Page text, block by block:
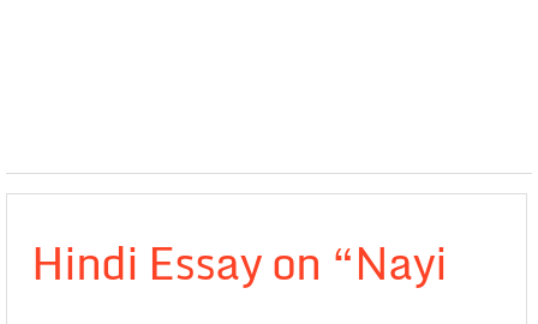
Hindi Essay on “Nayi